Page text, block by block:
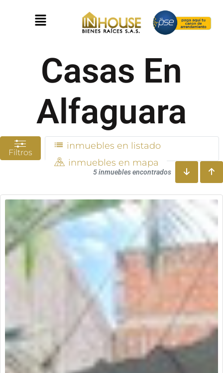
Casas En
Alfaguara
Filtros
inmuebles en listado
inmuebles en mapa
5 inmuebles encontrados